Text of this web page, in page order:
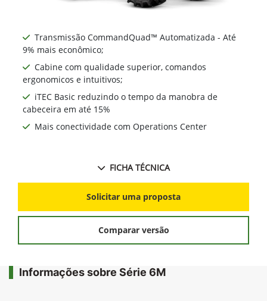
Transmissão CommandQuad™ Automatizada - Até
9% mais econômico;
Cabine com qualidade superior, comandos
ergonomicos e intuitivos;
iTEC Basic reduzindo o tempo da manobra de
cabeceira em até 15%
Mais conectividade com Operations Center
FICHA TÉCNICA
Solicitar uma proposta
Comparar versão
Informações sobre Série 6M